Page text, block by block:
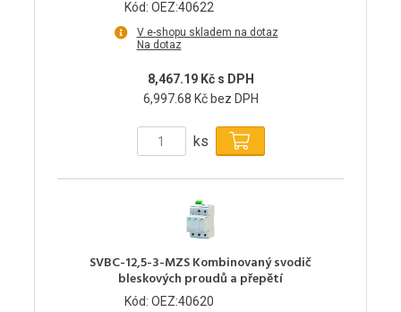
Kód: OEZ:40622
V e-shopu skladem na dotaz
Na dotaz
8,467.19 Kč s DPH
6,997.68 Kč bez DPH
ks
SVBC-12,5-3-MZS Kombinovaný svodič
bleskových proudů a přepětí
Kód: OEZ:40620